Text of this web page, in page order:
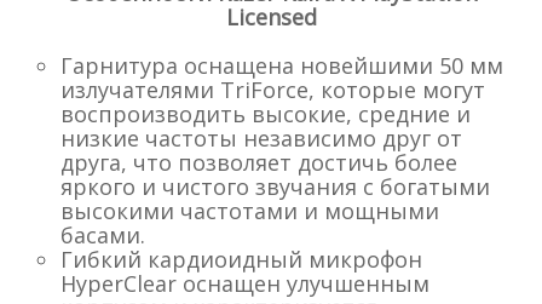
Licensed
Гарнитура оснащена новейшими 50 мм
излучателями TriForce, которые могут
воспроизводить высокие, средние и
низкие частоты независимо друг от
друга, что позволяет достичь более
яркого и чистого звучания с богатыми
высокими частотами и мощными
басами.
Гибкий кардиоидный микрофон
HyperClear оснащен улучшенным